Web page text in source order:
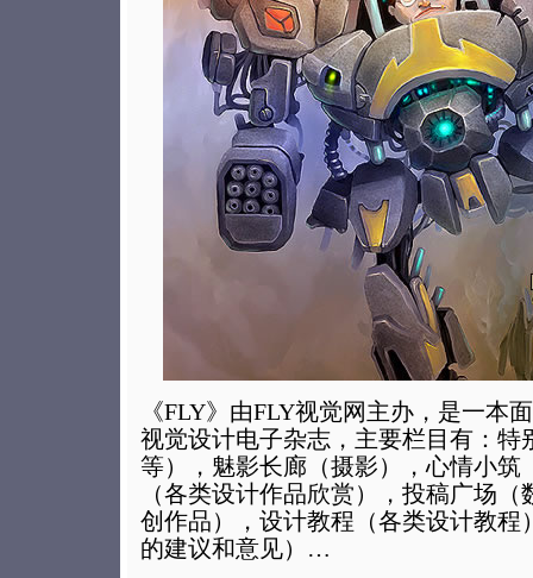
《FLY》由FLY视觉网主办，是一本
视觉设计电子杂志，主要栏目有：特
等），魅影长廊（摄影），心情小筑
（各类设计作品欣赏），投稿广场
创作品），设计教程（各类设计教程
的建议和意见）…